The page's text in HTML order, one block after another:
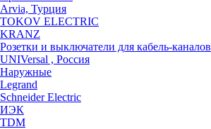
Arvia, Турция
TOKOV ELECTRIC
KRANZ
Розетки и выключатели для кабель-каналов
UNIVersal , Россия
Наружные
Legrand
Schneider Electric
ИЭК
TDM